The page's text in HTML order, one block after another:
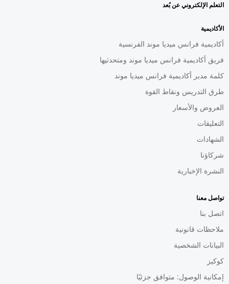
التعلم الإلكتروني عن بُعد
الأكاديمية
أكاديمية فرانس ميديا موند الفرنسية
فريق أكاديمية فرانس ميديا موند ومتحدثيها
كلمة مدير أكاديمية فرانس ميديا موند
طرق التدريس ونقاط القوة
العروض والأسعار
التعليقات
الشهادات
شركاؤنا
النشرة الإخبارية
تواصل معنا
اتصل بنا
ملاحظات قانونية
البيانات الشخصية
كوكيز
إمكانية الوصول: متوافق جزئيًا